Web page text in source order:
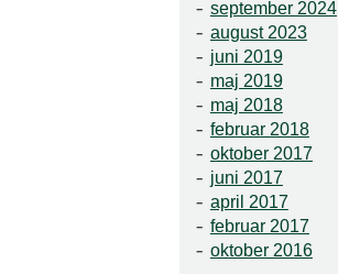
september 2024
august 2023
juni 2019
maj 2019
maj 2018
februar 2018
oktober 2017
juni 2017
april 2017
februar 2017
oktober 2016